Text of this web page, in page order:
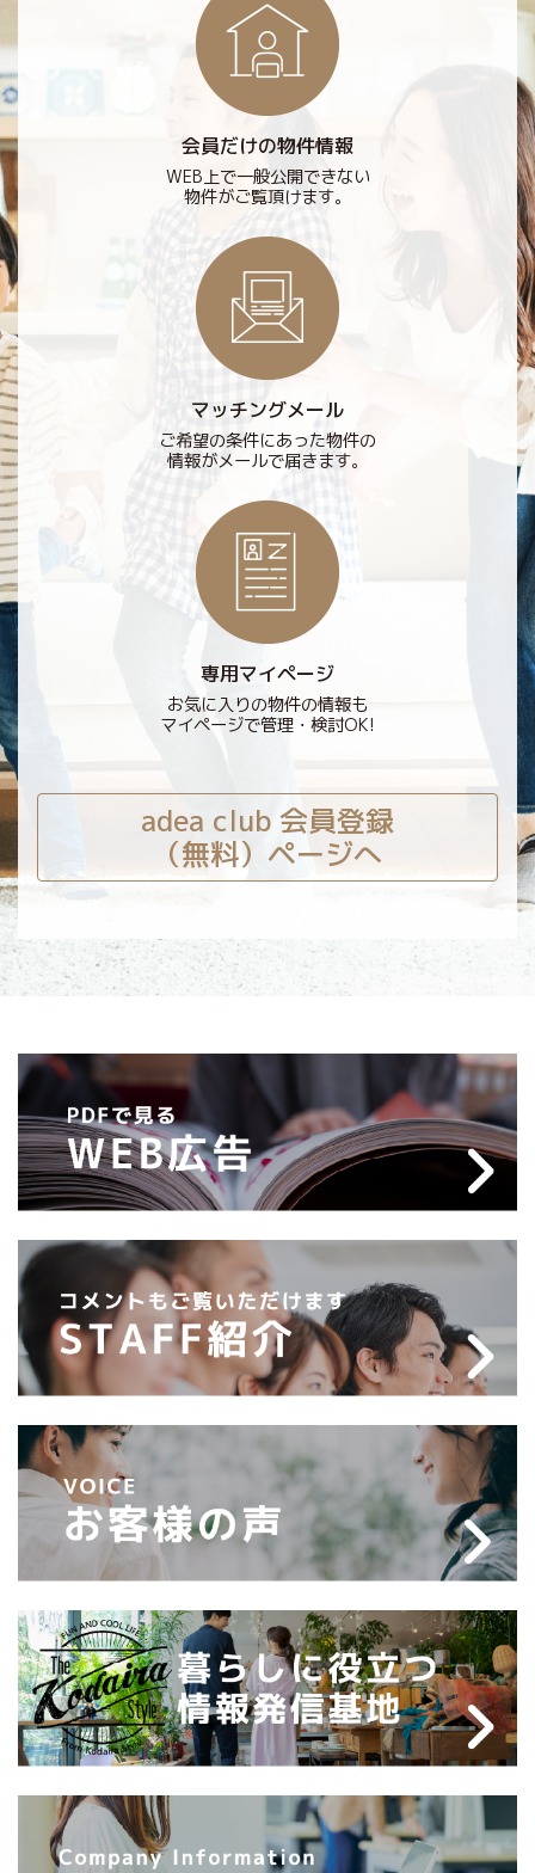
会員だけの物件情報
WEB上で一般公開できない
物件がご覧頂けます。
マッチングメール
ご希望の条件にあった物件の
情報がメールで届きます。
専用マイページ
お気に入りの物件の情報も
マイページで管理・検討OK!
adea club 会員登録
（無料）ページへ